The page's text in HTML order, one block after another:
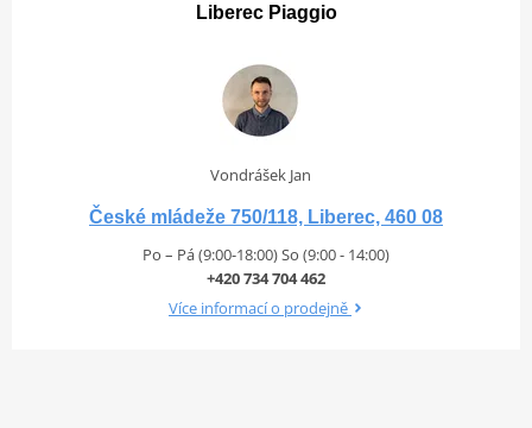
Liberec Piaggio
Vondrášek Jan
České mládeže 750/118, Liberec, 460 08
Po – Pá (9:00-18:00) So (9:00 - 14:00)
+420 734 704 462
Více informací o prodejně